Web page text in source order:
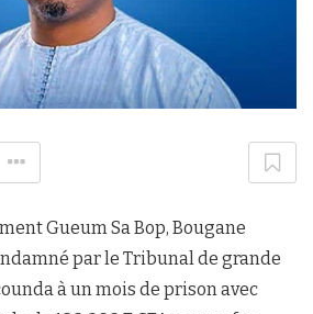
Gueum Sa Bop, Bougane
par le Tribunal de grande
à un mois de prison avec